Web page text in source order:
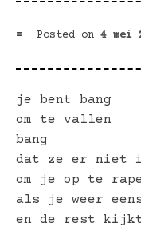
Posted on 4 mei
je bent bang
om te vallen
bang
dat ze er niet
om je op te
als je weer
en de rest